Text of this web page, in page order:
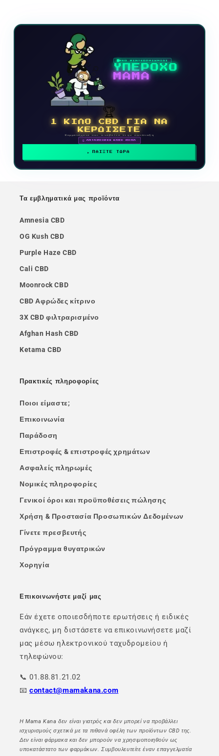
ΝΕΟ ΒΙΝΤΕΟΠΑΙΧΝΙΔΙ
ΥΠΕΡΟΧΟ
ΜΑΜΑ
🏆
1 ΚΙΛΟ CBD ΓΙΑ ΝΑ
ΚΕΡΔΙΣΕΤΕ
Συμμετέχετε και ανεβείτε στην κατάταξη
🗓 ΑΝΤΑΜΟΙΒΕΣ ΚΑΘΕ ΜΗΝΑ
ΠΑΙΞΤΕ ΤΩΡΑ
Τα εμβληματικά μας προϊόντα
Amnesia CBD
OG Kush CBD
Purple Haze CBD
Cali CBD
Moonrock CBD
CBD Αφρώδες κίτρινο
3X CBD φιλτραρισμένο
Afghan Hash CBD
Ketama CBD
Πρακτικές πληροφορίες
Ποιοι είμαστε;
Επικοινωνία
Παράδοση
Επιστροφές & επιστροφές χρημάτων
Ασφαλείς πληρωμές
Νομικές πληροφορίες
Γενικοί όροι και προϋποθέσεις πώλησης
Χρήση & Προστασία Προσωπικών Δεδομένων
Γίνετε πρεσβευτής
Πρόγραμμα θυγατρικών
Χορηγία
Επικοινωνήστε μαζί μας
Εάν έχετε οποιεσδήποτε ερωτήσεις ή ειδικές
ανάγκες, μη διστάσετε να επικοινωνήσετε μαζί
μας μέσω ηλεκτρονικού ταχυδρομείου ή
τηλεφώνου:
📞 01.88.81.21.02
📧contact@mamakana.com
Η Mama Kana δεν είναι γιατρός και δεν μπορεί να προβάλλει
ισχυρισμούς σχετικά με τα πιθανά οφέλη των προϊόντων CBD της.
Δεν είναι φάρμακα και δεν μπορούν να χρησιμοποιηθούν ως
υποκατάστατο των φαρμάκων. Συμβουλευτείτε έναν επαγγελματία